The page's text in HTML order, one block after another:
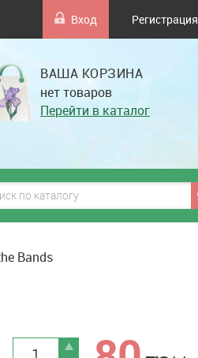
Вход Регистрация
ВАША КОРЗИНА
нет товаров
Перейти в каталог
Bands
грн